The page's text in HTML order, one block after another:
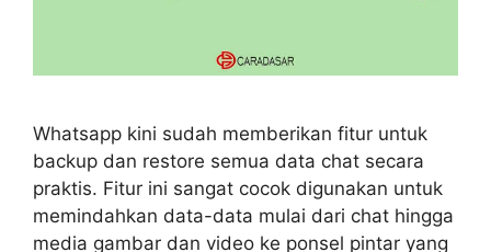
Whatsapp kini sudah memberikan fitur untuk
backup dan restore semua data chat secara
praktis. Fitur ini sangat cocok digunakan untuk
memindahkan data-data mulai dari chat hingga
media gambar dan video ke ponsel pintar yang